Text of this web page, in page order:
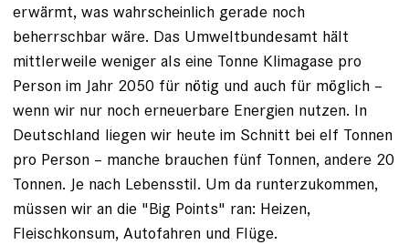
erwärmt, was wahrscheinlich gerade noch
beherrschbar wäre. Das Umweltbundesamt hält
mittlerweile weniger als eine Tonne Klimagase pro
Person im Jahr 2050 für nötig und auch für möglich –
wenn wir nur noch erneuerbare Energien nutzen. In
Deutschland liegen wir heute im Schnitt bei elf Tonnen
pro Person – manche brauchen fünf ­Tonnen, andere 20
Tonnen. Je nach Lebensstil. Um da runterzukommen,
müssen wir an die "Big Points" ran: Heizen,
Fleischkonsum, Autofahren und Flüge.